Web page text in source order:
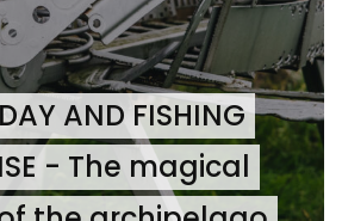
AND FISHING
- The magical